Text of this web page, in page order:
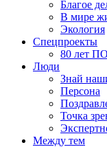
Благое
В мире
Экология
Спецпроекты
80 лет
Люди
Знай
Персона
Точка
Между тем